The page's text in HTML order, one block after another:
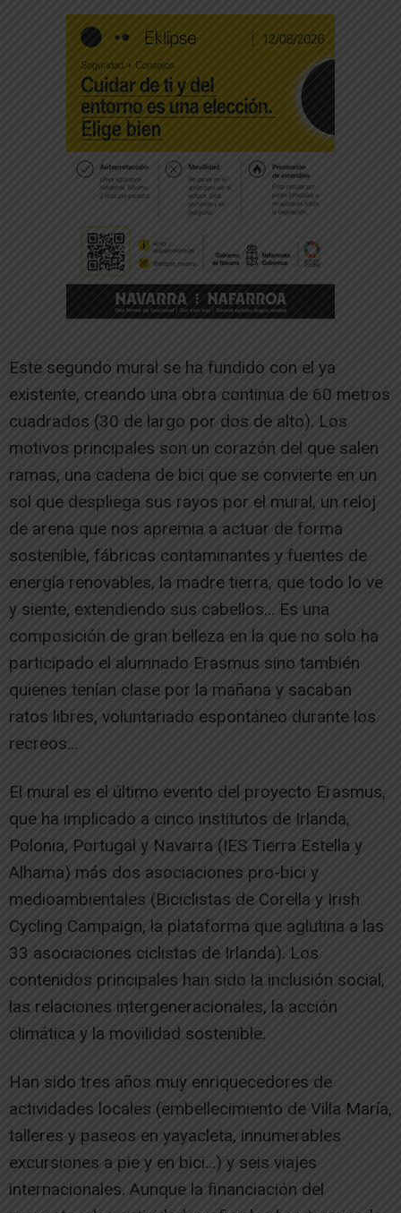
Este segundo mural se ha fundido con el ya
existente, creando una obra continua de 60 metros
cuadrados (30 de largo por dos de alto). Los
motivos principales son un corazón del que salen
ramas, una cadena de bici que se convierte en un
sol que despliega sus rayos por el mural, un reloj
de arena que nos apremia a actuar de forma
sostenible, fábricas contaminantes y fuentes de
energía renovables, la madre tierra, que todo lo ve
y siente, extendiendo sus cabellos… Es una
composición de gran belleza en la que no solo ha
participado el alumnado Erasmus sino también
quienes tenían clase por la mañana y sacaban
ratos libres, voluntariado espontáneo durante los
recreos…
El mural es el último evento del proyecto Erasmus,
que ha implicado a cinco institutos de Irlanda,
Polonia, Portugal y Navarra (IES Tierra Estella y
Alhama) más dos asociaciones pro-bici y
medioambientales (Biciclistas de Corella y Irish
Cycling Campaign, la plataforma que aglutina a las
33 asociaciones ciclistas de Irlanda). Los
contenidos principales han sido la inclusión social,
las relaciones intergeneracionales, la acción
climática y la movilidad sostenible.
Han sido tres años muy enriquecedores de
actividades locales (embellecimiento de Villa María,
talleres y paseos en yayacleta, innumerables
excursiones a pie y en bici…) y seis viajes
internacionales. Aunque la financiación del